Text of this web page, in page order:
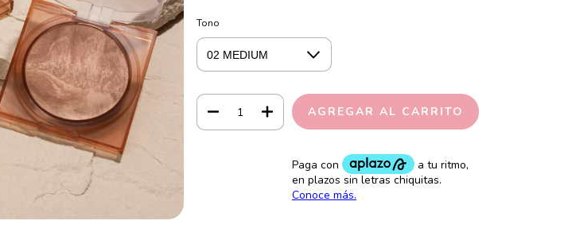
Tono